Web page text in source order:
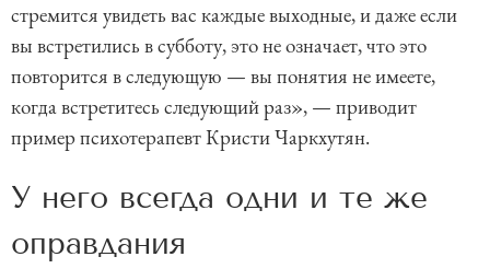
стремится увидеть вас каждые выходные, и даже если
вы встретились в субботу, это не означает, что это
повторится в следующую — вы понятия не имеете,
когда встретитесь следующий раз», — приводит
пример психотерапевт Кристи Чаркхутян.
У него всегда одни и те же
оправдания